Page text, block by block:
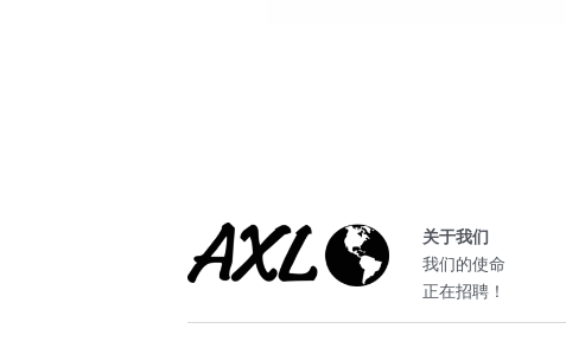
关于我们
我们的使命
正在招聘！